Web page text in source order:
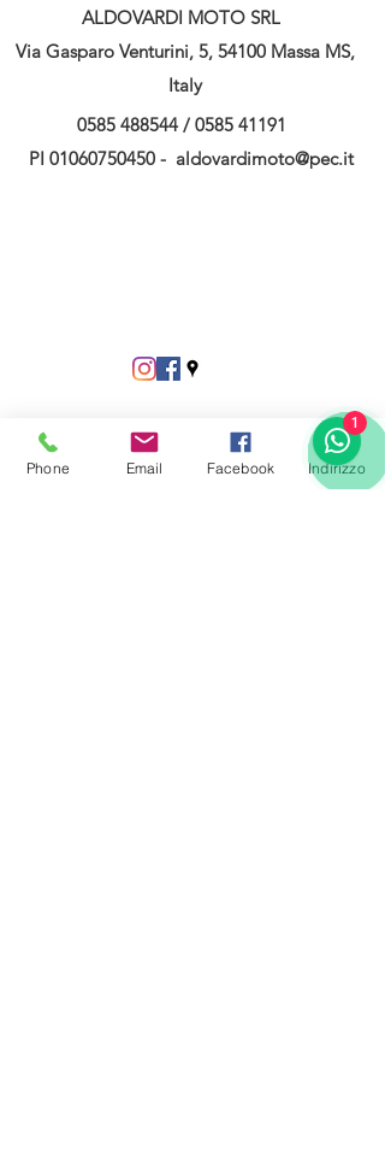
ALDOVARDI MOTO SRL
Via Gasparo Venturini, 5, 54100 Massa MS,
Italy
0585 488544 / 0585 41191
PI 01060750450 - aldovardimoto@pec.it
Phone Email Facebook Indirizzo
1